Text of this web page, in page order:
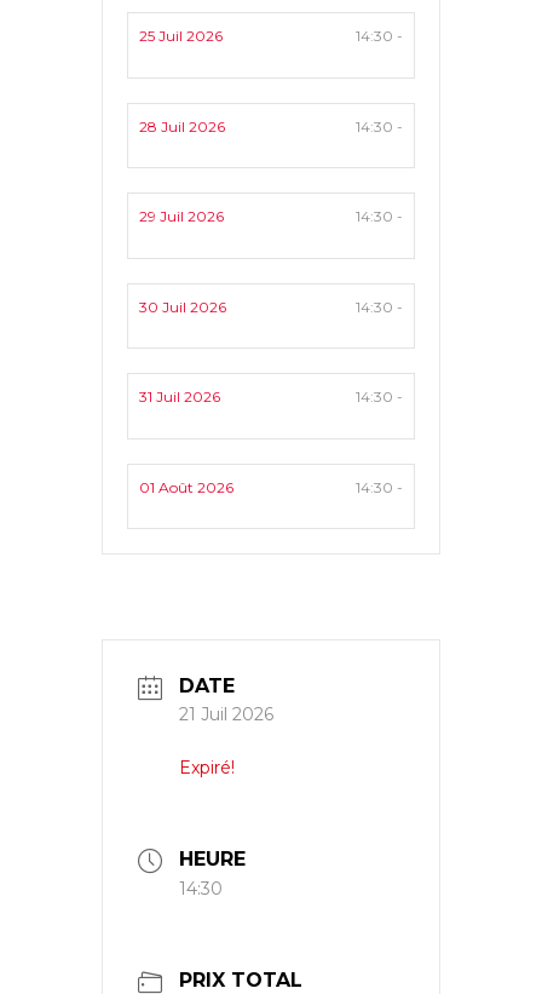
25 Juil 2026 14:30 -
28 Juil 2026 14:30 -
29 Juil 2026 14:30 -
30 Juil 2026 14:30 -
31 Juil 2026 14:30 -
01 Août 2026 14:30 -
DATE
21 Juil 2026
Expiré!
HEURE
14:30
PRIX TOTAL